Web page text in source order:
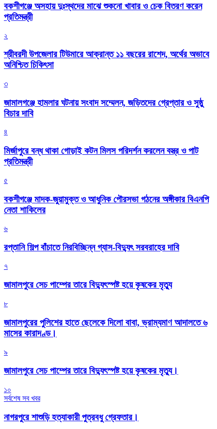
বকশীগঞ্জে অসহায় দুঃস্থদের মাঝে শুকনো খাবার ও চেক বিতরণ করেন
প্রতিমন্ত্রী
২
শ্রীবরদী উপজেলার টিউমারে আক্রান্ত ১১ বছরের রাশেদ, অর্থের অভাবে
অনিশ্চিত চিকিৎসা
৩
জামালগঞ্জে হামলার ঘটনায় সংবাদ সম্মেলন, জড়িতদের গ্রেপ্তার ও সুষ্ঠু
বিচার দাবি
৪
মির্জাপুরে বন্ধ থাকা গোড়াই কটন মিলস পরিদর্শন করলেন বস্ত্র ও পাট
প্রতিমন্ত্রী
৫
বকশীগঞ্জে মাদক-জুয়ামুক্ত ও আধুনিক পৌরসভা গঠনের অঙ্গীকার বিএনপি
নেতা শাকিলের
৬
রপ্তানি শিল্প বাঁচাতে নিরবিচ্ছিন্ন গ্যাস-বিদ্যুৎ সরবরাহের দাবি
৭
জামালপুরে সেচ পাম্পের তারে বিদ্যুৎস্পষ্ট হয়ে কৃষকের মৃত্যু
৮
জামালপুরের পুলিশের হাতে ছেলেকে দিলো বাবা, ভ্রাম্যমাণ আদালতে ৬
মাসের কারাদণ্ড।
৯
জামালপুরে সেচ পাম্পের তারে বিদ্যুৎস্পষ্ট হয়ে কৃষকের মৃত্যু।
১০
সর্বশেষ সব খবর
নাগরপুরে শাশুড়ি হত্যাকারী পুত্রবধু গ্রেফতার।